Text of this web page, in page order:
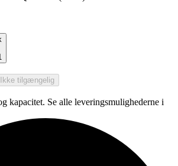
Ikke tilgængelig
kapacitet. Se alle leveringsmulighederne i